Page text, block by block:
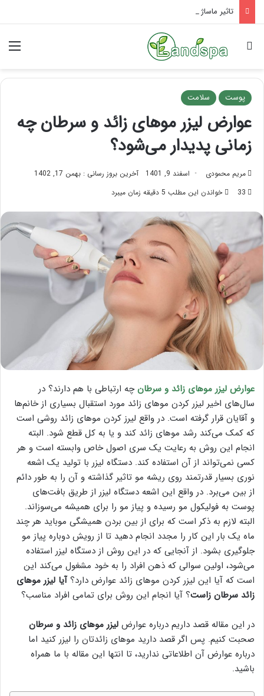
تاثیر ماساژ بر افسردگی؛ با ماساژ درمانی افسردگی را درمان کنید!
جستجو برای
پوست سلامت
عوارض لیزر موهای زائد و سرطان چه
زمانی پدیدار می‌شود؟
مریم محمودی اسفند 9, 1401
آخرین بروز رسانی : بهمن 17, 1402
33
خواندن این مطلب 5 دقیقه زمان میبرد
عوارض لیزر موهای زائد و سرطانچه ارتباطی با هم دارند؟ در
سال‌های اخیر لیزر کردن موهای زائد مورد استقبال بسیاری از خانم‌ها
و آقایان قرار گرفته است. در واقع لیرز کردن موهای زائد روشی است
که کمک می‌کند رشد موهای زائد کند و یا به کل قطع شود. البته
انجام این روش به رعایت یک سری اصول خاص وابسته است و هر
کسی نمی‌تواند از آن استفاده کند. دستگاه لیزر با تولید یک اشعه
نوری بسیار قدرتمند روی ریشه مو تاثیر گذاشته و آن را به طور دائم
از بین می‌برد. در واقع این اشعه دستگاه لیزر از طریق بافت‌های
پوست به فولیکول مو رسیده و پیاز مو را برای همیشه می‌سوزاند.
البته لازم به ذکر است که برای از بین بردن همیشگی موباید هر چند
ماه یک بار این کار را مجدد انجام دهید تا از رویش دوباره پیاز مو
جلوگیری بشود. از آنجایی که در این روش از دستگاه لیزر استفاده
می‌شود، اولین سوالی که ذهن افراد را به خود مشغول می‌کند این
است که آیا این لیزر کردن موهای زائد عوارض دارد؟آیا لیزر موهای
زائد سرطان زاست؟ آیا انجام این روش برای تمامی افراد مناسب؟
در این مقاله قصد داریم درباره عوارض لیزر موهای زائد و سرطان
صحبت کنیم. پس اگر قصد دارید موهای زائدتان را لیزر کنید اما
درباره عوارض آن اطلاعاتی ندارید، تا انتها این مقاله با ما همراه
باشید.